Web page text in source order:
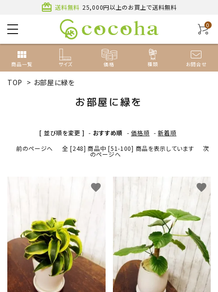
card_giftcard 送料無料 25,000円以上のお買上で送料無料
0
view_module
商品一覧 サイズ 価格 種類 お問合せ
ようこそ ゲスト 様
価格から探す
プライバシーポリシー
特定商取引法について
TOP > お部屋に緑を
お部屋に緑を
[ 並び順を変更 ] - おすすめ順 -価格順 -新着順
前のページへ
全 [248] 商品中 [51-100] 商品を表示しています 次
のページへ
favorite favorite